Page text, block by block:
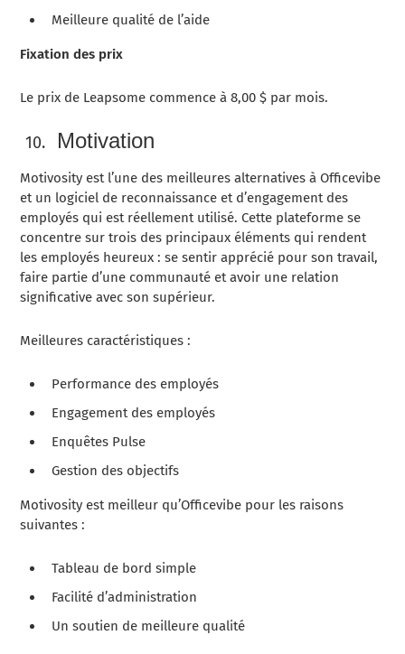
Meilleure qualité de l’aide
Fixation des prix
Le prix de Leapsome commence à 8,00 $ par mois.
Motivation
Motivosity est l’une des meilleures alternatives à Officevibe
et un logiciel de reconnaissance et d’engagement des
employés qui est réellement utilisé. Cette plateforme se
concentre sur trois des principaux éléments qui rendent
les employés heureux : se sentir apprécié pour son travail,
faire partie d’une communauté et avoir une relation
significative avec son supérieur.
Meilleures caractéristiques :
Performance des employés
Engagement des employés
Enquêtes Pulse
Gestion des objectifs
Motivosity est meilleur qu’Officevibe pour les raisons
suivantes :
Tableau de bord simple
Facilité d’administration
Un soutien de meilleure qualité